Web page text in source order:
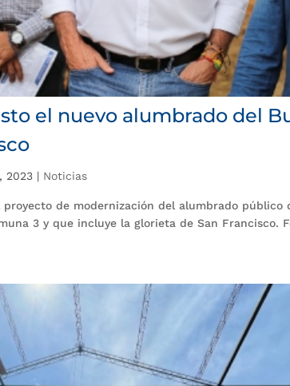
el nuevo alumbrado del
2023 | Noticias
de modernización del alumbrado público
3 y que incluye la glorieta de San Francisco.